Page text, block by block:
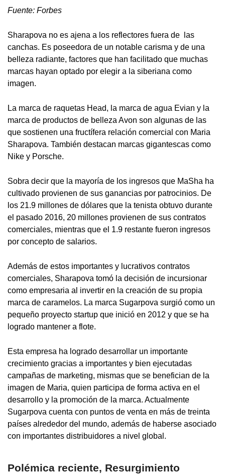
Fuente: Forbes
Sharapova no es ajena a los reflectores fuera de las
canchas. Es poseedora de un notable carisma y de una
belleza radiante, factores que han facilitado que muchas
marcas hayan optado por elegir a la siberiana como
imagen.
La marca de raquetas Head, la marca de agua Evian y la
marca de productos de belleza Avon son algunas de las
que sostienen una fructífera relación comercial con Maria
Sharapova. También destacan marcas gigantescas como
Nike y Porsche.
Sobra decir que la mayoría de los ingresos que MaSha ha
cultivado provienen de sus ganancias por patrocinios. De
los 21.9 millones de dólares que la tenista obtuvo durante
el pasado 2016, 20 millones provienen de sus contratos
comerciales, mientras que el 1.9 restante fueron ingresos
por concepto de salarios.
Además de estos importantes y lucrativos contratos
comerciales, Sharapova tomó la decisión de incursionar
como empresaria al invertir en la creación de su propia
marca de caramelos. La marca Sugarpova surgió como un
pequeño proyecto startup que inició en 2012 y que se ha
logrado mantener a flote.
Esta empresa ha logrado desarrollar un importante
crecimiento gracias a importantes y bien ejecutadas
campañas de marketing, mismas que se benefician de la
imagen de Maria, quien participa de forma activa en el
desarrollo y la promoción de la marca. Actualmente
Sugarpova cuenta con puntos de venta en más de treinta
países alrededor del mundo, además de haberse asociado
con importantes distribuidores a nivel global.
Polémica reciente, Resurgimiento